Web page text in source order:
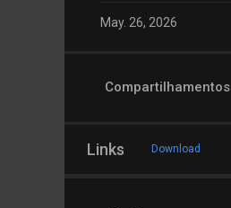
May. 26, 2026
Compartilhamentos
Links Download